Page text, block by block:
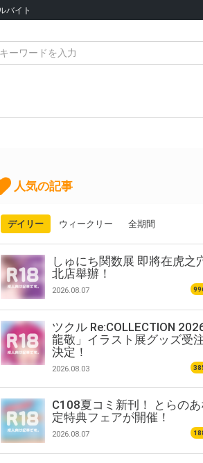
バイト
人気の記事
デイリー ウィークリー 全期間
しゅにち関数展 即將在虎之
北店舉辦！
2026.08.07
ツクル Re:COLLECTION
龍敬」イラスト展グッズ受
決定！
2026.08.03
C108夏コミ新刊！ とらのあ
定特典フェアが開催！
2026.08.07